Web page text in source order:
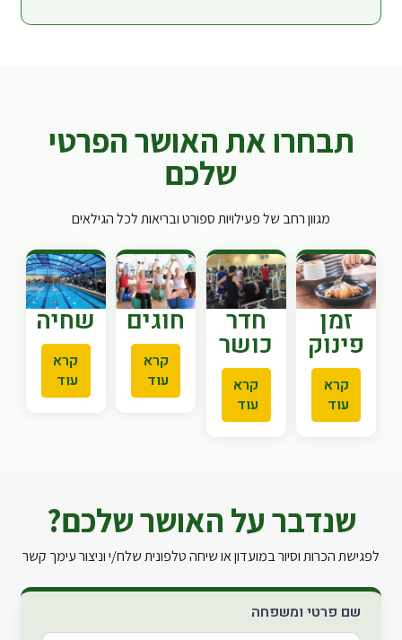
תבחרו את האושר הפרטי
שלכם
מגוון רחב של פעילויות ספורט ובריאות לכל הגילאים
זמן
פינוק
קרא
עוד
חדר
כושר
קרא
עוד
חוגים
קרא
עוד
שחיה
קרא
עוד
שנדבר על האושר שלכם?
לפגישת הכרות וסיור במועדון או שיחה טלפונית שלח/י וניצור עימך קשר
שם פרטי ומשפחה